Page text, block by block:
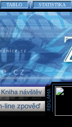
TABLO STATISTIKA